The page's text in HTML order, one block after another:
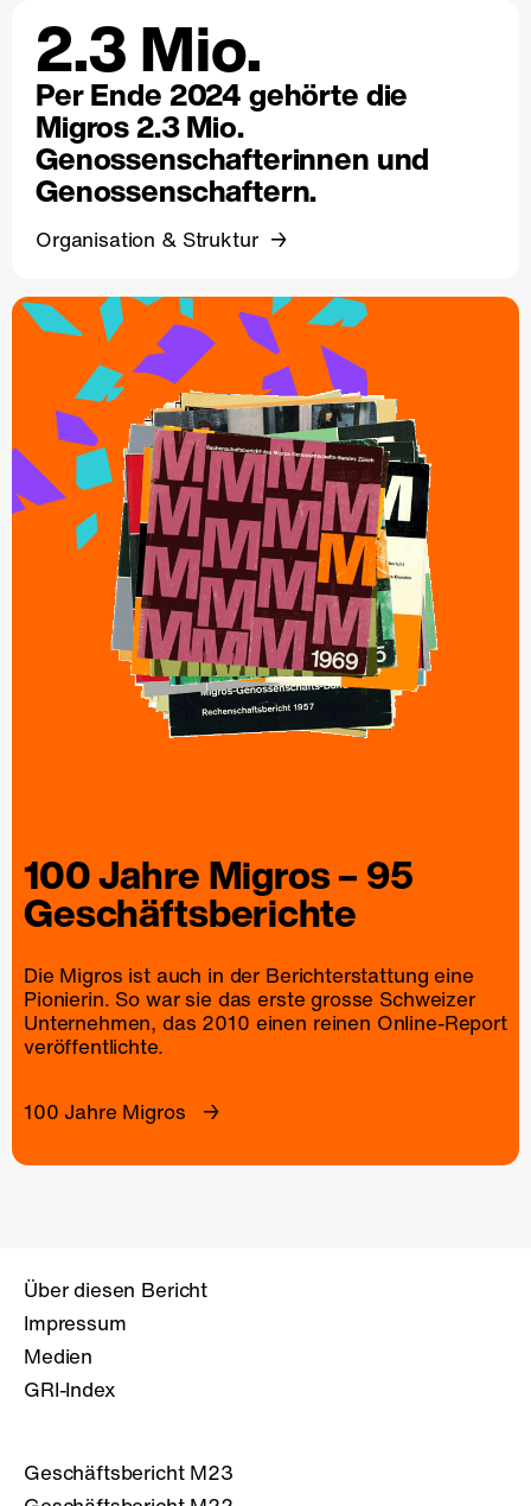
2.3 Mio.
Per Ende 2024 gehörte die
Migros 2.3 Mio.
Genossenschafterinnen und
Genossenschaftern.
Organisation & Struktur
100 JahreMigros– 95
Geschäfts­berichte
Die Migros ist auch in der Berichterstattung eine
Pionierin. So war sie das erste grosse Schweizer
Unternehmen, das 2010 einen reinen Online-Report
veröffentlichte.
100 Jahre Migros
Über diesen Bericht
Impressum
Medien
GRI-Index
Geschäftsbericht M23